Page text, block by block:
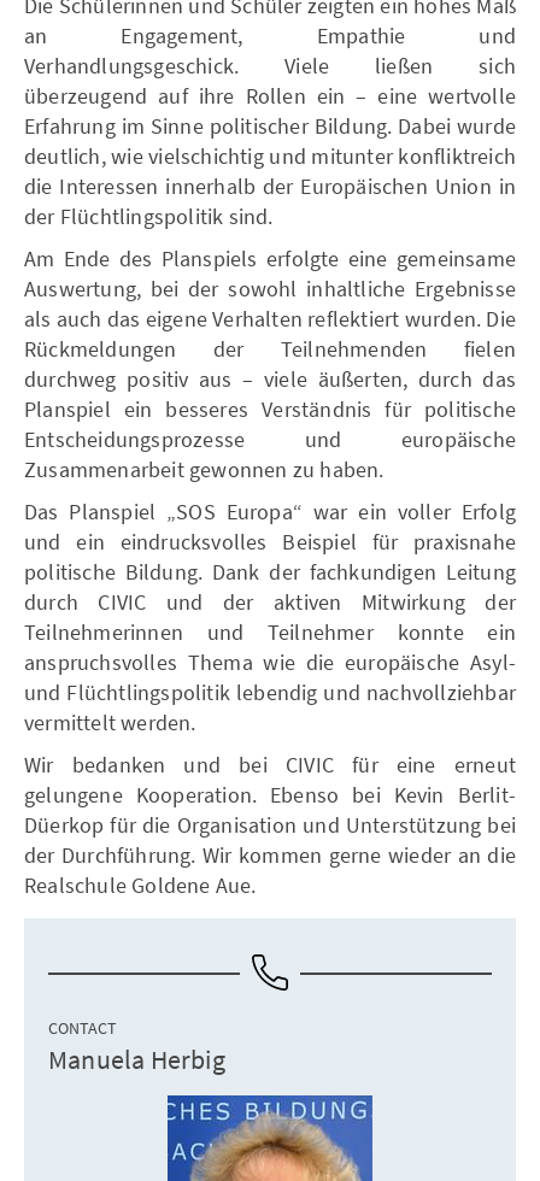
an Engagement, Empathie und
Verhandlungsgeschick. Viele ließen sich
überzeugend auf ihre Rollen ein – eine wertvolle
Erfahrung im Sinne politischer Bildung. Dabei wurde
deutlich, wie vielschichtig und mitunter konfliktreich
die Interessen innerhalb der Europäischen Union in
der Flüchtlingspolitik sind.
Am Ende des Planspiels erfolgte eine gemeinsame
Auswertung, bei der sowohl inhaltliche Ergebnisse
als auch das eigene Verhalten reflektiert wurden. Die
Rückmeldungen der Teilnehmenden fielen
durchweg positiv aus – viele äußerten, durch das
Planspiel ein besseres Verständnis für politische
Entscheidungsprozesse und europäische
Zusammenarbeit gewonnen zu haben.
Das Planspiel „SOS Europa“ war ein voller Erfolg
und ein eindrucksvolles Beispiel für praxisnahe
politische Bildung. Dank der fachkundigen Leitung
durch CIVIC und der aktiven Mitwirkung der
Teilnehmerinnen und Teilnehmer konnte ein
anspruchsvolles Thema wie die europäische Asyl-
und Flüchtlingspolitik lebendig und nachvollziehbar
vermittelt werden.
Wir bedanken und bei CIVIC für eine erneut
gelungene Kooperation. Ebenso bei Kevin Berlit-
Düerkop für die Organisation und Unterstützung bei
der Durchführung. Wir kommen gerne wieder an die
Realschule Goldene Aue.
CONTACT
Manuela Herbig